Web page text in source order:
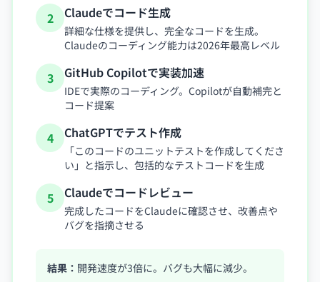
2 Claudeでコード生成
詳細な仕様を提供し、完全なコードを生成。
Claudeのコーディング能力は2026年最高レベル
3 GitHub Copilotで実装加速
IDEで実際のコーディング。Copilotが自動補完と
コード提案
4 ChatGPTでテスト作成
「このコードのユニットテストを作成してくださ
い」と指示し、包括的なテストコードを生成
5 Claudeでコードレビュー
完成したコードをClaudeに確認させ、改善点や
バグを指摘させる
結果： 開発速度が3倍に。バグも大幅に減少。